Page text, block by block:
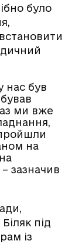
було
нас був
ми вже
на
зазначив
під
із